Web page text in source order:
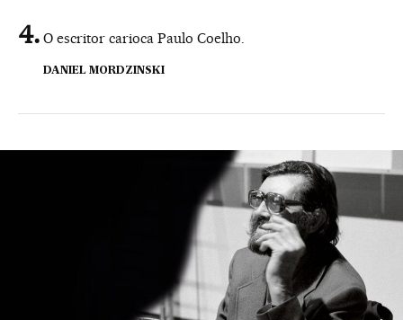
O escritor carioca Paulo Coelho.
DANIEL MORDZINSKI